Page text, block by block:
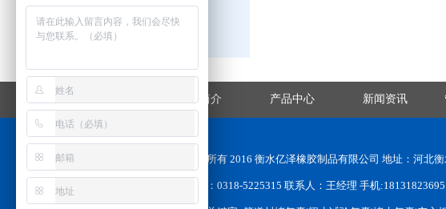
网 址：www.hsxjgs.com
企业简介 产品中心 新闻资讯
版权所有 2016 衡水亿泽橡胶制品有限公司 地址：河北
电话：0318-5225315 联系人：王经理 手机